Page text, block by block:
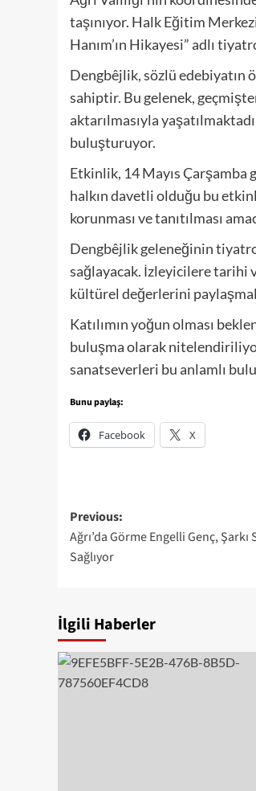
taşınıyor. Halk Eğitim
Hanım’ın Hikayesi” adlı
Dengbêjlik, sözlü edebiyatın
sahiptir. Bu gelenek,
aktarılmasıyla
buluşturuyor.
Etkinlik, 14 Mayıs Çarşamba
halkın davetli olduğu bu
korunması ve tanıtılması
Dengbêjlik geleneğinin tiyatro
sağlayacak. İzleyicilere tarihi
kültürel değerlerini
Katılımın yoğun olması
buluşma olarak
sanatseverleri bu anlamlı
Bunu paylaş:
Facebook X
Post
navigation
Previous:
Ağrı’da Görme Engelli Genç,
Sağlıyor
İlgili Haberler